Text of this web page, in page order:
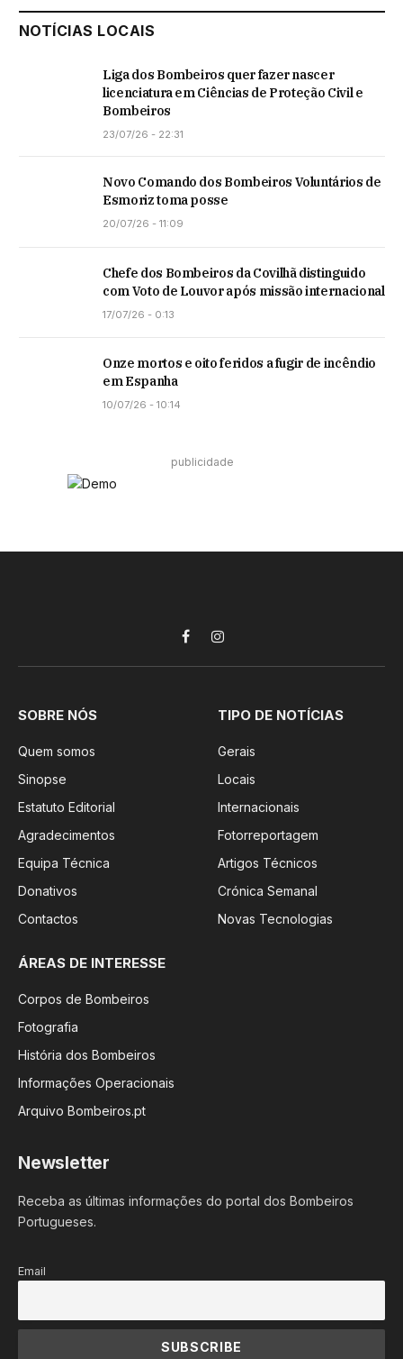
NOTÍCIAS LOCAIS
Liga dos Bombeiros quer fazer nascer
licenciatura em Ciências de Proteção Civil e
Bombeiros
23/07/26 - 22:31
Novo Comando dos Bombeiros Voluntários de
Esmoriz toma posse
20/07/26 - 11:09
Chefe dos Bombeiros da Covilhã distinguido
com Voto de Louvor após missão internacional
17/07/26 - 0:13
Onze mortos e oito feridos a fugir de incêndio
em Espanha
10/07/26 - 10:14
publicidade
FacebookInstagram
SOBRE NÓS
Quem somos
Sinopse
Estatuto Editorial
Agradecimentos
Equipa Técnica
Donativos
Contactos
TIPO DE NOTÍCIAS
Gerais
Locais
Internacionais
Fotorreportagem
Artigos Técnicos
Crónica Semanal
Novas Tecnologias
ÁREAS DE INTERESSE
Corpos de Bombeiros
Fotografia
História dos Bombeiros
Informações Operacionais
Arquivo Bombeiros.pt
Newsletter
Receba as últimas informações do portal dos Bombeiros
Portugueses.
Email